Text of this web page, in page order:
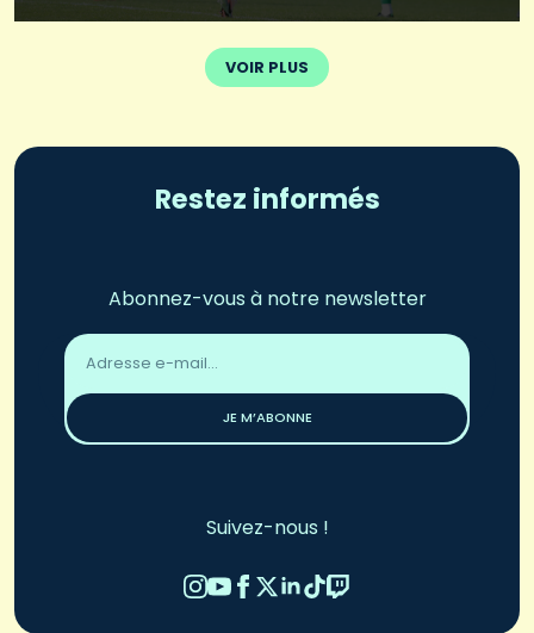
VOIR PLUS
Restez informés
Abonnez-vous à notre newsletter
Adresse
email
JE M’ABONNE
Suivez-nous !